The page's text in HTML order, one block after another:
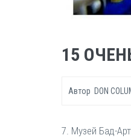
15
Автор DON
7. Музей Бад-